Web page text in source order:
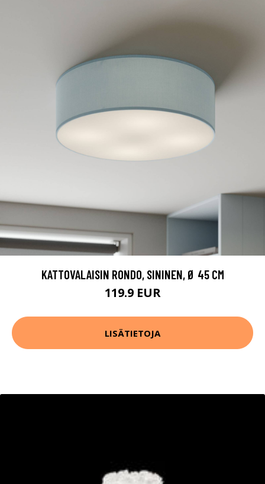
KATTOVALAISIN RONDO, SININEN, Ø 45 CM
119.9 EUR
LISÄTIETOJA